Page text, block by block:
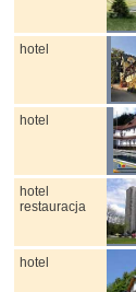
hotel
hotel
hotel
restauracja
hotel